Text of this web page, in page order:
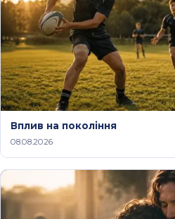
Вплив на покоління
08.08.2026